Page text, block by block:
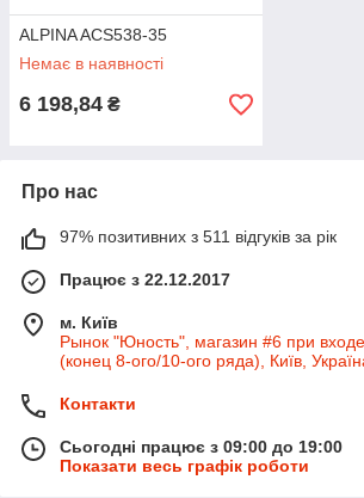
ALPINA ACS538-35
Немає в наявності
6 198,84 ₴
Про нас
97% позитивних з 511 відгуків за рік
Працює з 22.12.2017
м. Київ
Рынок "Юность", магазин #6 при
(конец 8-ого/10-ого ряда), Київ,
Контакти
Сьогодні працює з 09:00 до 19:00
Показати весь графік роботи